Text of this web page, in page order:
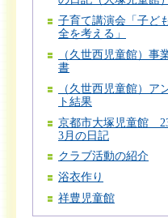
子育て講演会「子ど
全を考える」
（久世西児童館）事
書
（久世西児童館）ア
ト結果
京都市大塚児童館
3月の日記
クラブ活動の紹介
浴衣作り
祥豊児童館